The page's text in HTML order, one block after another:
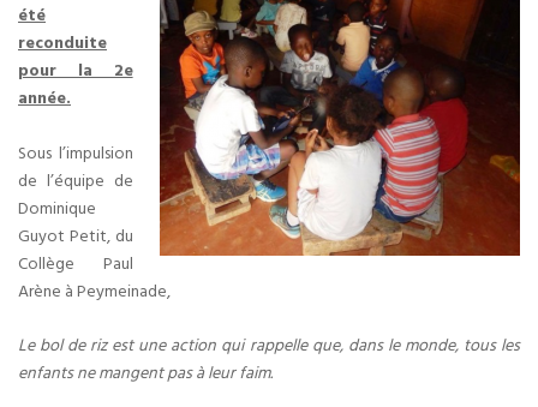
été
reconduite
pour la 2e
année.
Sous l’impulsion
de l’équipe de
Dominique
Guyot Petit, du
Collège Paul
Arène à Peymeinade,
Le bol de riz est une action qui rappelle que, dans le monde, tous les
enfants ne mangent pas à leur faim.